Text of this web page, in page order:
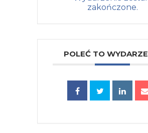
zakończone.
POLEĆ TO